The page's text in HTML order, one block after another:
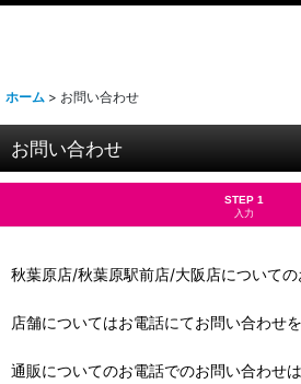
ホーム > お問い合わせ
お問い合わせ
STEP 1
入力
秋葉原店/秋葉原駅前店/大阪店について
店舗についてはお電話にてお問い合わせ
通販についてのお電話でのお問い合わせ